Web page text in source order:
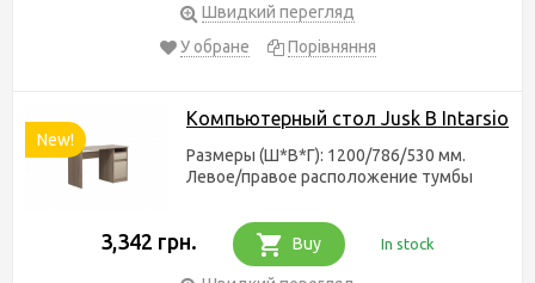
Швидкий перегляд
У обране
Порівняння
New!
Компьютерный стол Jusk B Intarsio
Размеры (Ш*В*Г): 1200/786/530 мм.
Левое/правое расположение тумбы
3,342 грн. Buy In stock